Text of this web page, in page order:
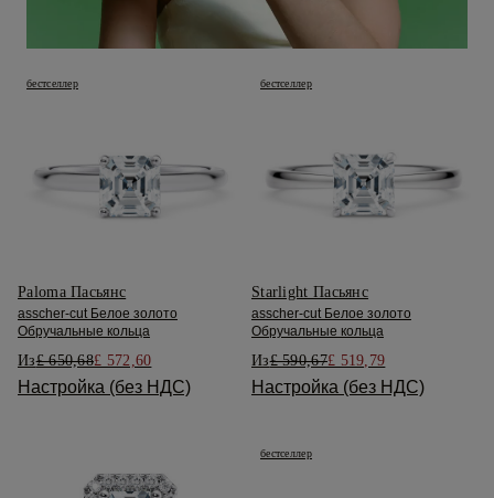
бестселлер
Paloma Пасьянс
asscher-cut Белое золото
Обручальные кольца
Из£ 650,68£ 572,60
Настройка (без НДС)
бестселлер
Starlight Пасьянс
asscher-cut Белое золото
Обручальные кольца
Из£ 590,67£ 519,79
Настройка (без НДС)
бестселлер